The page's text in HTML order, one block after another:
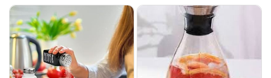
زجاجDollars for imporTكود
‎B096T3XLP5